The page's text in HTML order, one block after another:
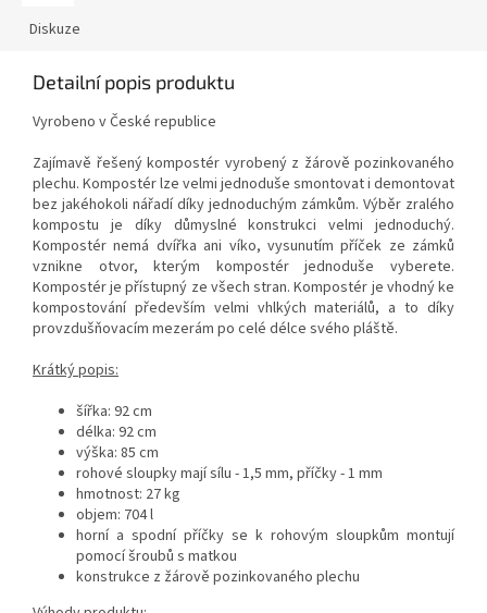
Diskuze
Detailní popis produktu
Vyrobeno v České republice
Zajímavě řešený kompostér vyrobený z žárově pozinkovaného
plechu. Kompostér lze velmi jednoduše smontovat i demontovat
bez jakéhokoli nářadí díky jednoduchým zámkům. Výběr zralého
kompostu je díky důmyslné konstrukci velmi jednoduchý.
Kompostér nemá dvířka ani víko, vysunutím příček ze zámků
vznikne otvor, kterým kompostér jednoduše vyberete.
Kompostér je přístupný ze všech stran. Kompostér je vhodný ke
kompostování především velmi vhlkých materiálů, a to díky
provzdušňovacím mezerám po celé délce svého pláště.
Krátký popis:
šířka: 92 cm
délka: 92 cm
výška: 85 cm
rohové sloupky mají sílu - 1,5 mm, příčky - 1 mm
hmotnost: 27 kg
objem: 704 l
horní a spodní příčky se k rohovým sloupkům montují
pomocí šroubů s matkou
konstrukce z žárově pozinkovaného plechu